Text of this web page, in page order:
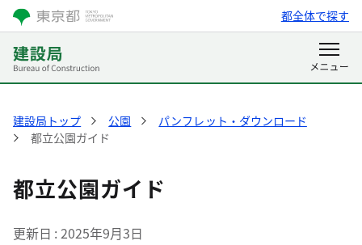
都全体で探す
建設局トップ 公園
パンフレット・ダウンロード
都立公園ガイド
都立公園ガイド
更新日 2025年9月3日